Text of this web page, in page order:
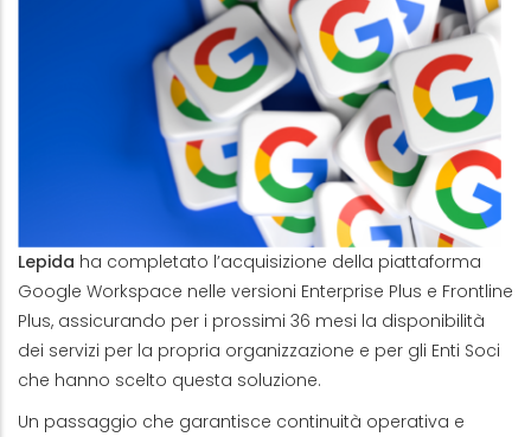
Lepida ha completato l’acquisizione della piattaforma
Google Workspace nelle versioni Enterprise Plus e Frontline
Plus, assicurando per i prossimi 36 mesi la disponibilità
dei servizi per la propria organizzazione e per gli Enti Soci
che hanno scelto questa soluzione.
Un passaggio che garantisce continuità operativa e